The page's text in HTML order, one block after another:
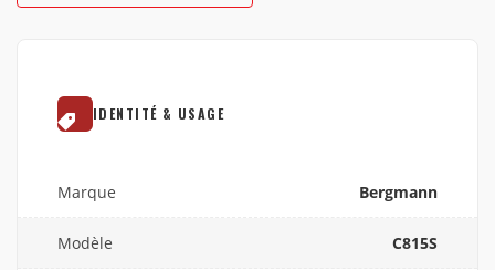
IDENTITÉ & USAGE
Marque Bergmann
Modèle C815S